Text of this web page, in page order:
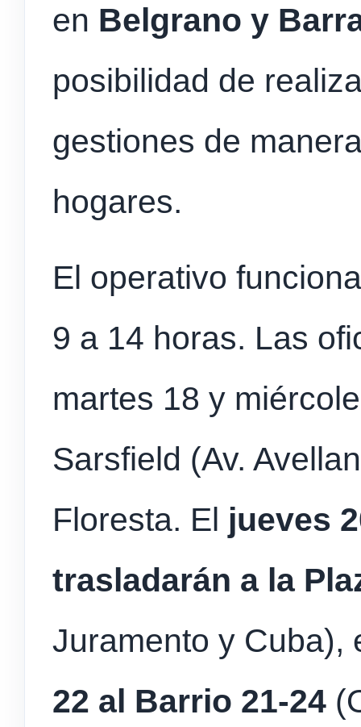
en Belgrano y
posibilidad de
gestiones de
hogares.
El operativo
9 a 14 horas. Las
martes 18 y
Sarsfield (Av.
Floresta. El jueves
trasladarán a la
Juramento y Cuba),
22 al Barrio 21-24